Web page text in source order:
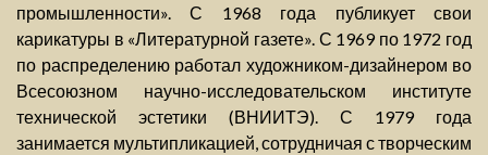
промышленности». С 1968 года публикует свои
карикатуры в «Литературной газете». С 1969 по 1972 год
по распределению работал художником-дизайнером во
Всесоюзном научно-исследовательском институте
технической эстетики (ВНИИТЭ). С 1979 года
занимается мультипликацией, сотрудничая с творческим